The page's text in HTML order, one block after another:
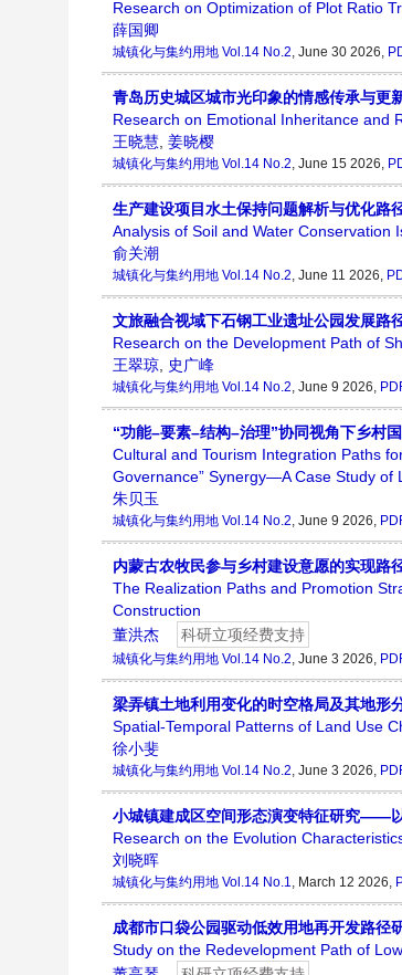
Research on Optimization of Plot Ratio
薛国卿
城镇化与集约用地 Vol.14 No.2, June 30 2026,
青岛历史城区城市光印象的情感传承与更
Research on Emotional Inheritance and
王晓慧, 姜晓樱
城镇化与集约用地 Vol.14 No.2, June 15 2026,
生产建设项目水土保持问题解析与优化路
Analysis of Soil and Water Conservation
俞关潮
城镇化与集约用地 Vol.14 No.2, June 11 2026,
文旅融合视域下石钢工业遗址公园发展路
Research on the Development Path of
王翠琼, 史广峰
城镇化与集约用地 Vol.14 No.2, June 9 2026,
“功能–要素–结构–治理”协同视角下乡村
Cultural and Tourism Integration Paths
Governance” Synergy—A Case Study of
朱贝玉
城镇化与集约用地 Vol.14 No.2, June 9 2026,
内蒙古农牧民参与乡村建设意愿的实现路
The Realization Paths and Promotion
Construction
董洪杰
科研立项经费支持
城镇化与集约用地 Vol.14 No.2, June 3 2026,
梁弄镇土地利用变化的时空格局及其地形
Spatial-Temporal Patterns of Land Use
徐小斐
城镇化与集约用地 Vol.14 No.2, June 3 2026,
小城镇建成区空间形态演变特征研究——
Research on the Evolution
刘晓晖
城镇化与集约用地 Vol.14 No.1, March 12 2026,
成都市口袋公园驱动低效用地再开发路径
Study on the Redevelopment Path of